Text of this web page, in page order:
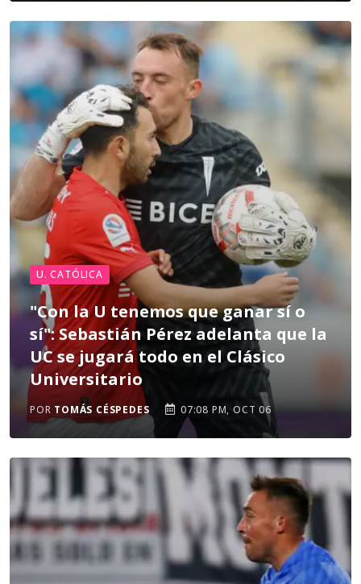
U. CATÓLICA
"Con la U tenemos que ganar sí o
sí": Sebastián Pérez adelanta que la
UC se jugará todo en el Clásico
Universitario
POR TOMÁS CÉSPEDES 07:08 PM, OCT 06